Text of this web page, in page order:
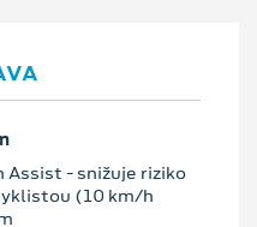
- snižuje riziko
(10 km/h